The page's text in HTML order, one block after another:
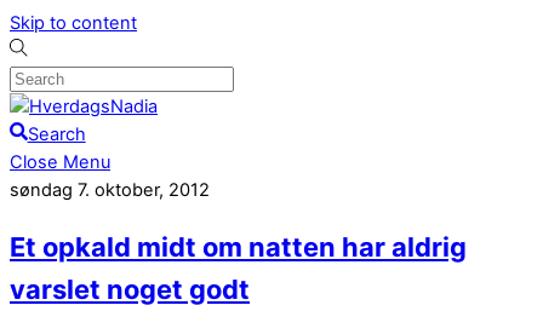
Skip to content
Search
Close Menu
søndag 7. oktober, 2012
Et opkald midt om natten har aldrig
varslet noget godt